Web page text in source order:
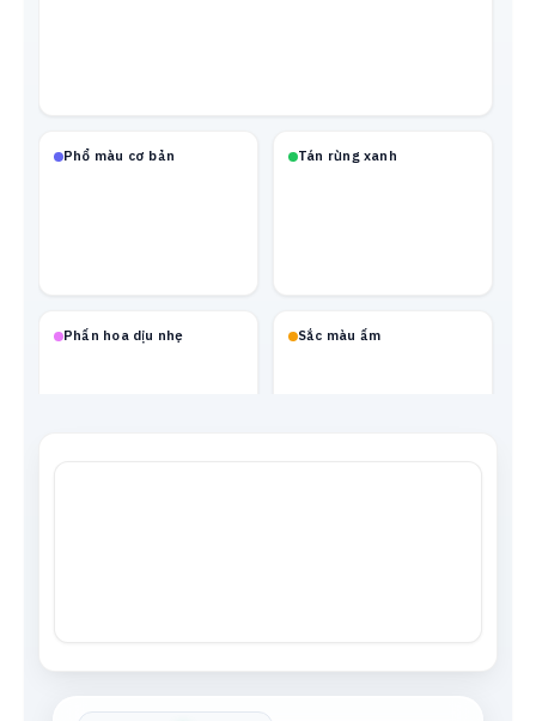
Phổ màu cơ bản Tán rừng xanh
Phấn hoa dịu nhẹ Sắc màu ấm